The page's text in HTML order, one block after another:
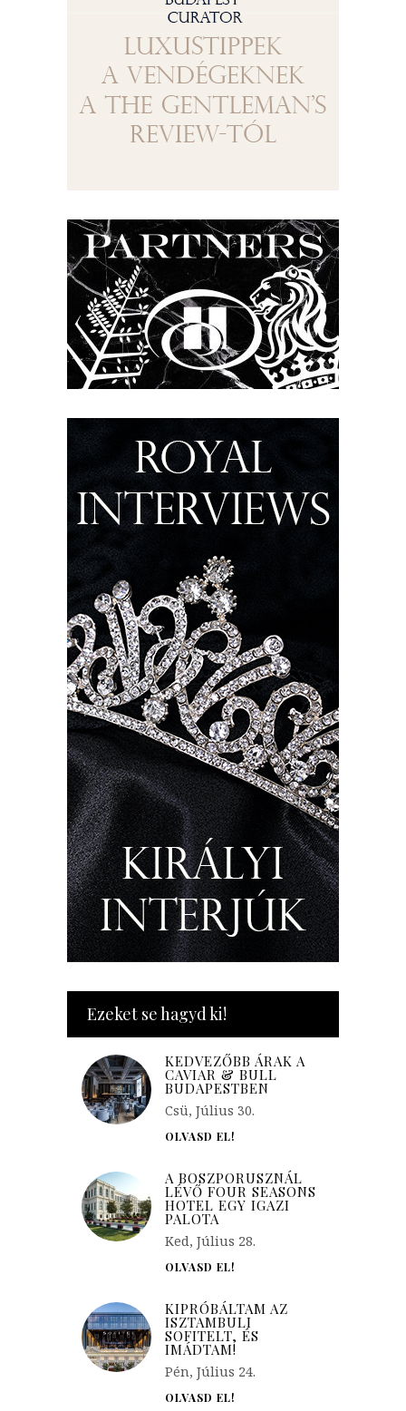
Ezeket se hagyd ki!
KEDVEZŐBB ÁRAK A
CAVIAR & BULL
BUDAPESTBEN
Csü, Július 30.
OLVASD EL!
A BOSZPORUSZNÁL
LÉVŐ FOUR SEASONS
HOTEL EGY IGAZI
PALOTA
Ked, Július 28.
OLVASD EL!
KIPRÓBÁLTAM AZ
ISZTAMBULI
SOFITELT, ÉS
IMÁDTAM!
Pén, Július 24.
OLVASD EL!